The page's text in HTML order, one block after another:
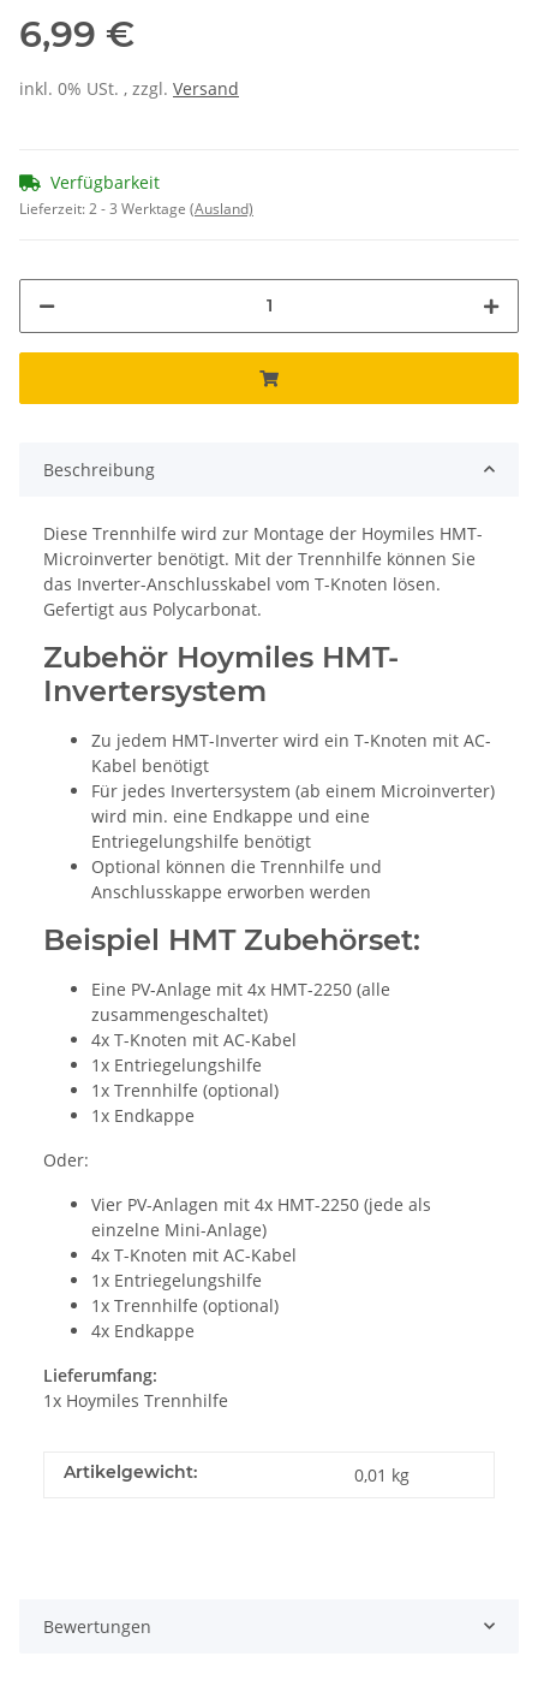
6,99 €
inkl. 0% USt. , zzgl. Versand
Verfügbarkeit
Lieferzeit:2 - 3 Werktage (Ausland)
Beschreibung
Diese Trennhilfe wird zur Montage der Hoymiles HMT-
Microinverter benötigt. Mit der Trennhilfe können Sie
das Inverter-Anschlusskabel vom T-Knoten lösen.
Gefertigt aus Polycarbonat.
Zubehör Hoymiles HMT-
Invertersystem
Zu jedem HMT-Inverter wird ein T-Knoten mit AC-
Kabel benötigt
Für jedes Invertersystem (ab einem Microinverter)
wird min. eine Endkappe und eine
Entriegelungshilfe benötigt
Optional können die Trennhilfe und
Anschlusskappe erworben werden
Beispiel HMT Zubehörset:
Eine PV-Anlage mit 4x HMT-2250 (alle
zusammengeschaltet)
4x T-Knoten mit AC-Kabel
1x Entriegelungshilfe
1x Trennhilfe (optional)
1x Endkappe
Oder:
Vier PV-Anlagen mit 4x HMT-2250 (jede als
einzelne Mini-Anlage)
4x T-Knoten mit AC-Kabel
1x Entriegelungshilfe
1x Trennhilfe (optional)
4x Endkappe
Lieferumfang:
1x Hoymiles Trennhilfe
Artikelgewicht: 0,01 kg
Bewertungen